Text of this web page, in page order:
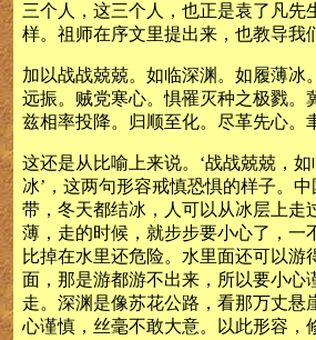
三个人，这三个人，也正是袁了凡先
样。祖师在序文里提出来，也教导我
加以战战兢兢。如临深渊。如履薄冰
远振。贼党寒心。惧罹灭种之极戮。
兹相率投降。归顺至化。尽革先心。
这还是从比喻上来说。‘战战兢兢，
冰’，这两句形容戒慎恐惧的样子。
带，冬天都结冰，人可以从冰层上走
薄，走的时候，就步步要小心了，一
比掉在水里还危险。水里面还可以游
面，那是游都游不出来，所以要小心
走。深渊是像苏花公路，看那万丈悬
心谨慎，丝毫不敢大意。以此形容，